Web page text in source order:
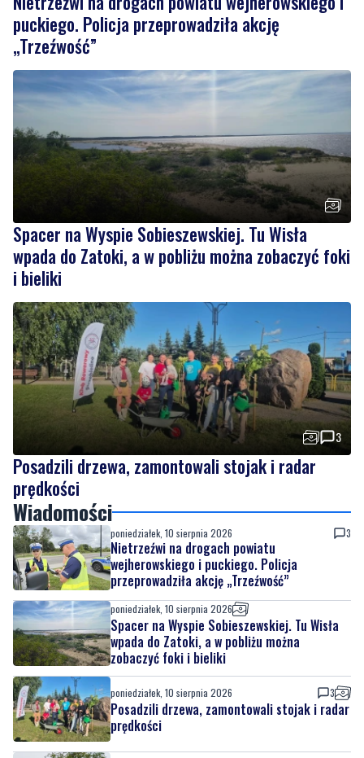
Spacer na Wyspie Sobieszewskiej. Tu Wisła
wpada do Zatoki, a w pobliżu można zobaczyć foki
i bieliki
3
Posadzili drzewa, zamontowali stojak i radar
prędkości
Wiadomości
poniedziałek, 10 sierpnia 2026
wejherowskiego i puckiego. Policja
przeprowadziła akcję „Trzeźwość”
poniedziałek, 10 sierpnia 2026
Spacer na Wyspie Sobieszewskiej. Tu Wisła
wpada do Zatoki, a w pobliżu można
zobaczyć foki i bieliki
poniedziałek, 10 sierpnia 2026 3
Posadzili drzewa, zamontowali stojak i radar
prędkości
poniedziałek, 10 sierpnia 2026 1
Budynek liceum czeka termomodernizacja.
Powiat przygotowuje dokumentację